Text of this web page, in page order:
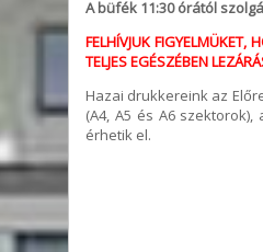
A büfék 11:30 órától
FELHÍVJUK
TELJES EGÉSZÉBEN
Hazai drukkereink az
(A4, A5 és A6
érhetik el.